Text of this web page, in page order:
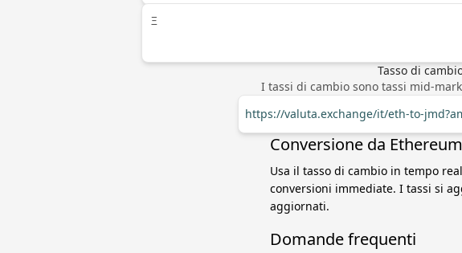
Ξ
Tasso di
I tassi di cambio sono tassi mid-
https://valuta.exchange/it/eth-to-
Conversione da
Usa il tasso di cambio in tempo
conversioni immediate. I tassi si
aggiornati.
Domande frequenti